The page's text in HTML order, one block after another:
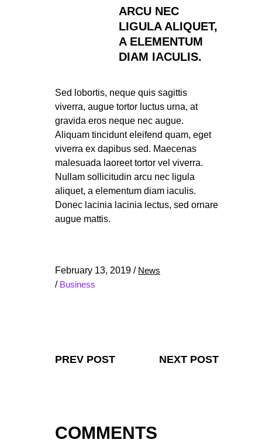
ARCU NEC
LIGULA ALIQUET,
A ELEMENTUM
DIAM IACULIS.
Sed lobortis, neque quis sagittis
viverra, augue tortor luctus urna, at
gravida eros neque nec augue.
Aliquam tincidunt eleifend quam, eget
viverra ex dapibus sed. Maecenas
malesuada laoreet tortor vel viverra.
Nullam sollicitudin arcu nec ligula
aliquet, a elementum diam iaculis.
Donec lacinia lacinia lectus, sed ornare
augue mattis.
February 13, 2019 / News
/ Business
PREV POST NEXT POST
COMMENTS